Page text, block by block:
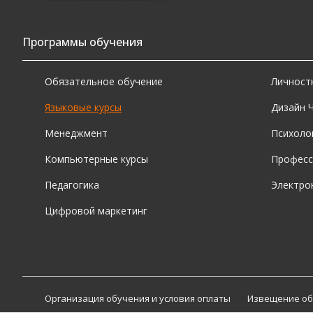
Вы
Программы обучения
Обязательное обучение
Языковые курсы
Менеджмент
Компьютерные курсы
Педагогика
Цифровой маркетинг
Дизайн
Организация обучения и условия оплаты Извещение об